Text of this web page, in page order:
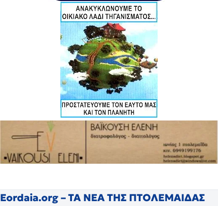
Eordaia.org – ΤΑ ΝΕΑ ΤΗΣ ΠΤΟΛΕΜΑΙΔΑΣ